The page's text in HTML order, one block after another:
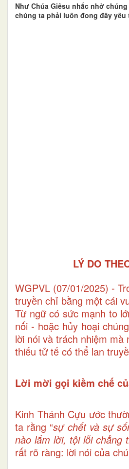
Như Chúa Giêsu nhắc nhở
chúng ta phải luôn đong đầy
LÝ DO
WGPVL (07/01/2025) -
truyền chỉ bằng một cái
Từ ngữ có sức mạnh to
nối - hoặc hủy hoại
lời nói và trách nhiệm mà
thiếu tử tế có thể lan
Lời mời gọi kiềm chế
Kinh Thánh Cựu ước
ta rằng “sự chết và sự
nào lắm lời, tội lỗi chẳng
rất rõ ràng: lời nói của